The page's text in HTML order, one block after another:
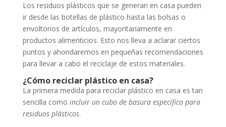
Los residuos plásticos que se generan en casa pueden
ir desde las botellas de plástico hasta las bolsas o
envoltorios de artículos, mayoritariamente en
productos alimenticios. Esto nos lleva a aclarar ciertos
puntos y ahondaremos en pequeñas recomendaciones
para llevar a cabo el reciclaje de estos materiales.
¿Cómo reciclar plástico en casa?
La primera medida para reciclar plástico en casa es tan
sencilla como incluir un cubo de basura específico para
residuos plásticos.